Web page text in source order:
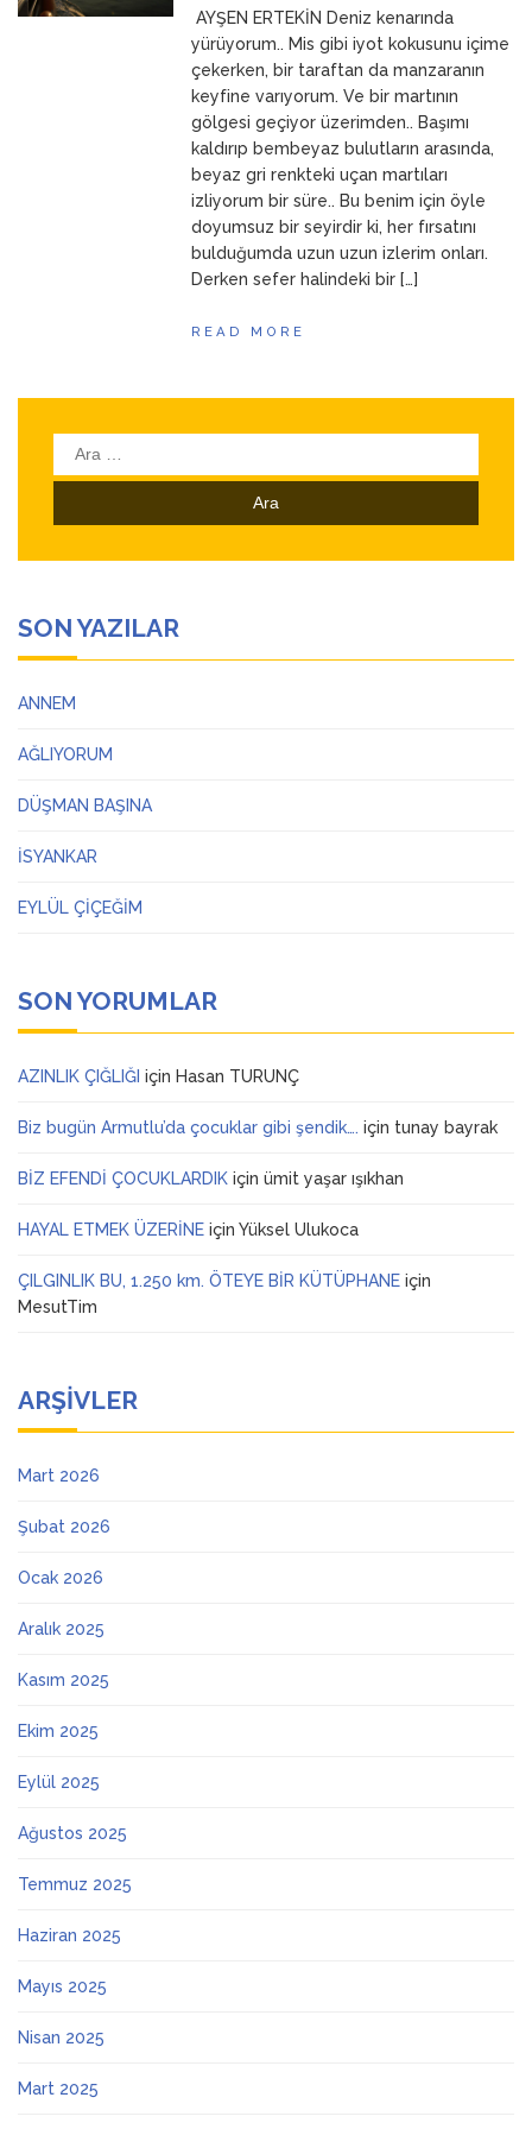
23 Mart 2026 ANNEMAYŞEN ERTEKİN Deniz kenarında
yürüyorum.. Mis gibi iyot kokusunu içime
çekerken, bir taraftan da manzaranın
keyfine varıyorum. Ve bir martının
gölgesi geçiyor üzerimden.. Başımı
kaldırıp bembeyaz bulutların arasında,
beyaz gri renkteki uçan martıları
izliyorum bir süre.. Bu benim için öyle
doyumsuz bir seyirdir ki, her fırsatını
bulduğumda uzun uzun izlerim onları.
Derken sefer halindeki bir […]
READ MORE
Arama:
SON YAZILAR
ANNEM
AĞLIYORUM
DÜŞMAN BAŞINA
İSYANKAR
EYLÜL ÇİÇEĞİM
SON YORUMLAR
AZINLIK ÇIĞLIĞI için Hasan TURUNÇ
Biz bugün Armutlu’da çocuklar gibi şendik…. için tunay bayrak
BİZ EFENDİ ÇOCUKLARDIK için ümit yaşar ışıkhan
HAYAL ETMEK ÜZERİNE için Yüksel Ulukoca
ÇILGINLIK BU, 1.250 km. ÖTEYE BİR KÜTÜPHANE için
MesutTim
ARŞIVLER
Mart 2026
Şubat 2026
Ocak 2026
Aralık 2025
Kasım 2025
Ekim 2025
Eylül 2025
Ağustos 2025
Temmuz 2025
Haziran 2025
Mayıs 2025
Nisan 2025
Mart 2025